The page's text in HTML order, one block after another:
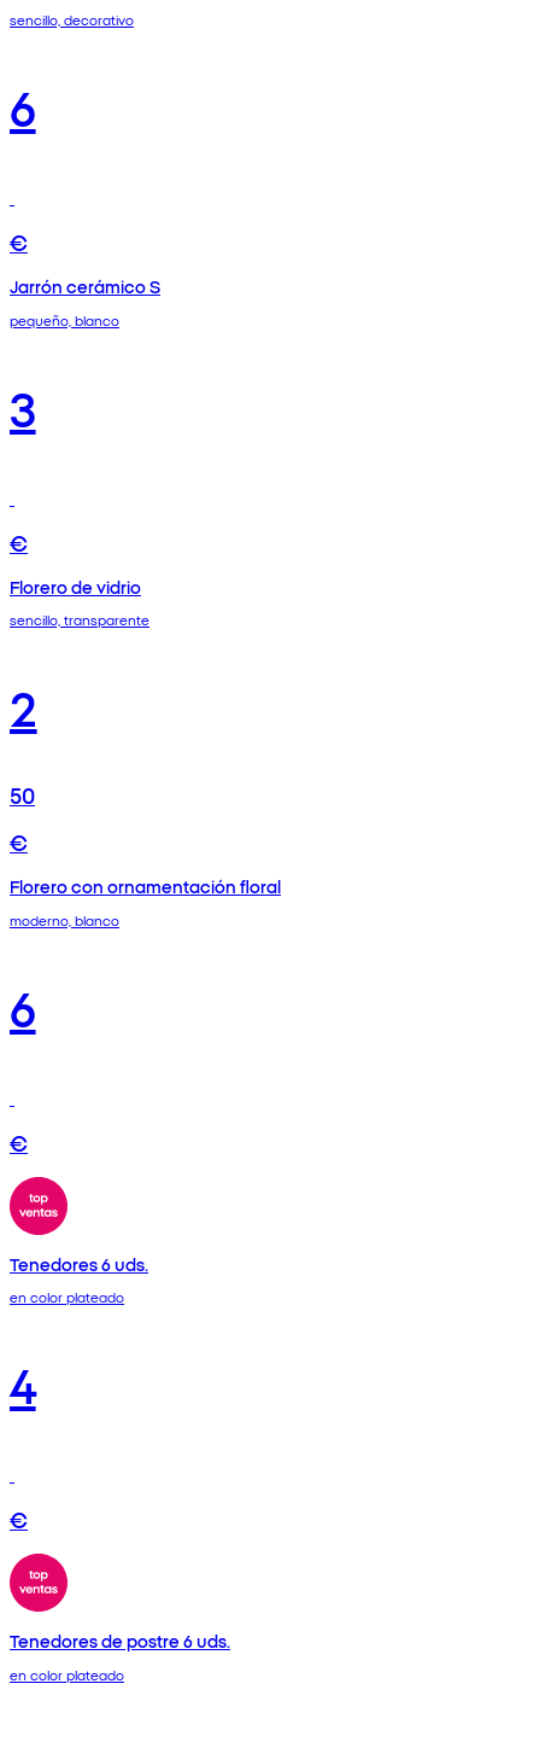
sencillo, decorativo
6
€
Jarrón cerámico S
pequeño, blanco
3
€
Florero de vidrio
sencillo, transparente
2
50
€
Florero con ornamentación floral
moderno, blanco
6
€
Tenedores 6 uds.
en color plateado
4
€
Tenedores de postre 6 uds.
en color plateado